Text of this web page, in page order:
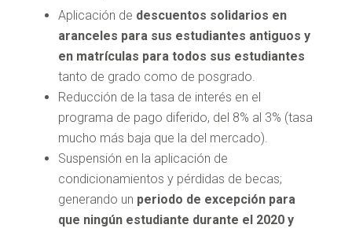
Aplicación de descuentos solidarios en
aranceles para sus estudiantes antiguos y
en matrículas para todos sus estudiantes
tanto de grado como de posgrado.
Reducción de la tasa de interés en el
programa de pago diferido, del 8% al 3% (tasa
mucho más baja que la del mercado).
Suspensión en la aplicación de
condicionamientos y pérdidas de becas;
generando un periodo de excepción para
que ningún estudiante durante el 2020 y